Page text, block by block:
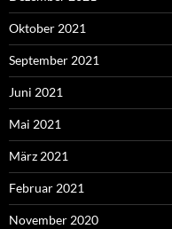
Oktober 2021
September 2021
Juni 2021
Mai 2021
März 2021
Februar 2021
November 2020